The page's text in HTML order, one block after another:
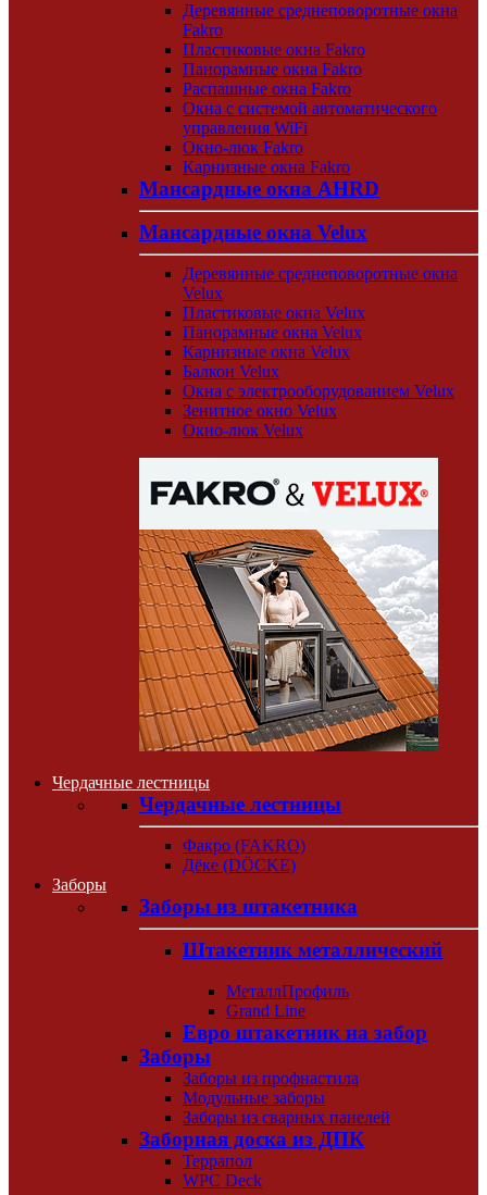
Деревянные среднеповоротные окна
Fakro
Пластиковые окна Fakro
Панорамные окна Fakro
Распашные окна Fakro
Окна с системой автоматического
управления WiFi
Окно-люк Fakro
Карнизные окна Fakro
Мансардные окна AHRD
Мансардные окна Velux
Деревянные среднеповоротные окна
Velux
Пластиковые окна Velux
Панорамные окна Velux
Карнизные окна Velux
Балкон Velux
Окна с электрооборудованием Velux
Зенитное окно Velux
Окно-люк Velux
Чердачные лестницы
Чердачные лестницы
Факро (FAKRO)
Дёке (DÖCKE)
Заборы
Заборы из штакетника
Штакетник металлический
МеталлПрофиль
Grand Line
Евро штакетник на забор
Заборы
Заборы из профнастила
Модульные заборы
Заборы из сварных панелей
Заборная доска из ДПК
Террапол
WPC Deck